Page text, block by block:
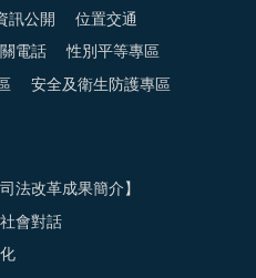
訊公開 位置交通
電話 性別平等專區
安全及衛生防護專區
司法改革成果簡介】
會對話